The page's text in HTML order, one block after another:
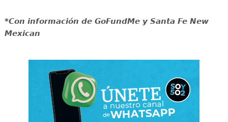
*Con información de GoFundMe y Santa Fe New
Mexican